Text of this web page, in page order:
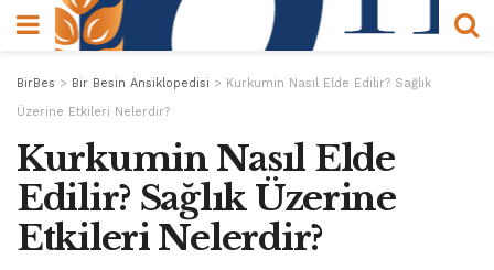
BirBes > Bir Besin Ansiklopedisi > Kurkumin Nasıl Elde Edilir? Sağlık
Üzerine Etkileri Nelerdir?
Kurkumin Nasıl Elde
Edilir? Sağlık Üzerine
Etkileri Nelerdir?